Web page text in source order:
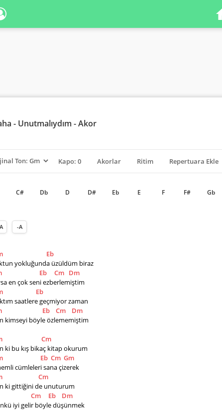
- Unutmalıydım - Akor
Kapo: 0 Akorlar Ritim Repertuara Ekle
C# Db D D# Eb E F F# Gb
-A
Eb
yokluğunda üzüldüm biraz
Eb Cm Dm
en çok seni ezberlemiştim
Eb
saatlere geçmiyor zaman
Eb Cm
Dm
kimseyi böyle özlememiştim
Cm
ki bu kış bikaç kitap okurum
Eb Cm Gm
cümleleri sana çizerek
Cm
ki gittiğini de unuturum
Cm Eb
Dm
iyi gelir böyle düşünmek